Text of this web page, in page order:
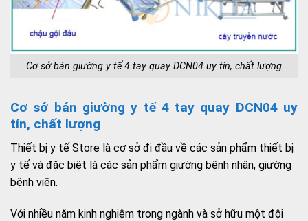
Cơ sở bán giường y tế 4 tay quay DCN04 uy tín, chất lượng
Cơ sở bán giường y tế 4 tay quay DCN04 uy
tín, chất lượng
Thiết bị y tế Store là cơ sở đi đầu về các sản phẩm thiết bị
y tế và đặc biệt là các sản phẩm giường bệnh nhân, giường
bệnh viện.
Với nhiều năm kinh nghiệm trong ngành và sở hữu một đội